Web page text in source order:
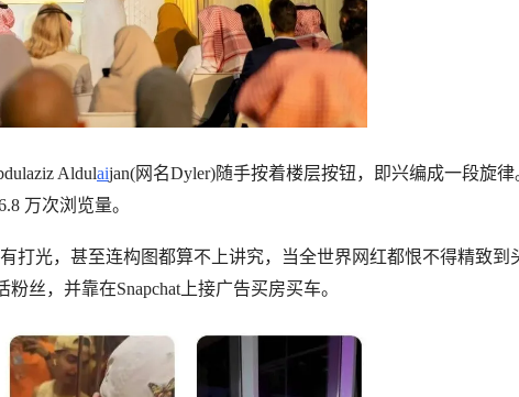
Aldulaijan(网名Dyler)随手按着楼层按钮，即兴编成一段旋
万次浏览量。
打光，甚至连构图都算不上讲究，当全世界网红都恨不得精致到
丝，并靠在Snapchat上接广告买房买车。